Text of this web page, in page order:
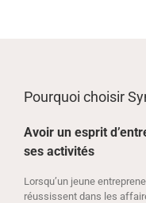
Pourquoi choisir
Avoir un esprit
ses activités
Lorsqu’un jeune
réussissent dans les